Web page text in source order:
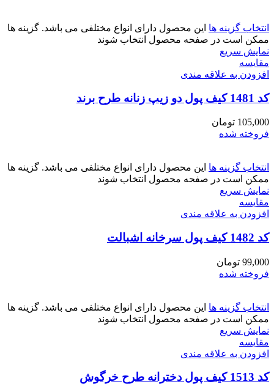
انتخاب گزینه ها این محصول دارای انواع مختلفی می باشد. گزینه ها
ممکن است در صفحه محصول انتخاب شوند
نمایش سریع
مقايسه
افزودن به علاقه مندی
کد 1481 کیف پول دو زیپ زنانه طرح برند
105,000 تومان
فروخته شده
انتخاب گزینه ها این محصول دارای انواع مختلفی می باشد. گزینه ها
ممکن است در صفحه محصول انتخاب شوند
نمایش سریع
مقايسه
افزودن به علاقه مندی
کد 1482 کیف پول سرخانه اشبالت
99,000 تومان
فروخته شده
انتخاب گزینه ها این محصول دارای انواع مختلفی می باشد. گزینه ها
ممکن است در صفحه محصول انتخاب شوند
نمایش سریع
مقايسه
افزودن به علاقه مندی
کد 1513 کیف پول دخترانه طرح خرگوش